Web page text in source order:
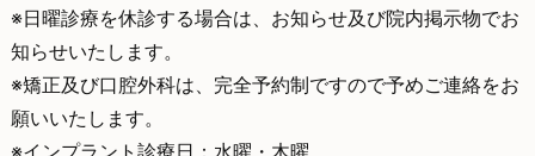
※日曜診療を休診する場合は、お知らせ及び院内掲示物でお
知らせいたします。
※矯正及び口腔外科は、完全予約制ですので予めご連絡をお
願いいたします。
※インプラント診療日：水曜・木曜